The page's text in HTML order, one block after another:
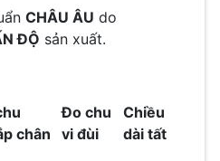
CHÂU ÂU do
ĐỘ sản xuất.
chân
Đo chu
vi đùi
Chiều
dài tất